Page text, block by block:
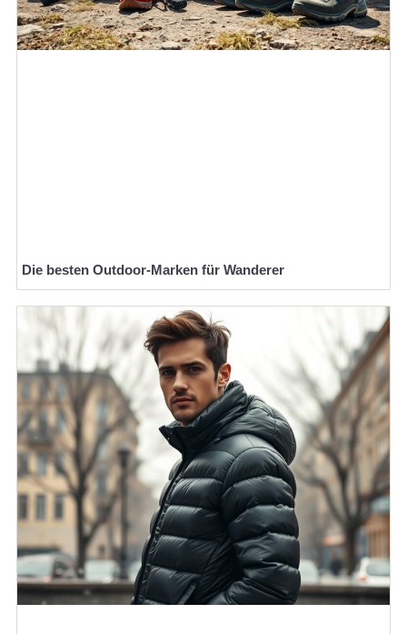
Die besten Outdoor-Marken für Wanderer